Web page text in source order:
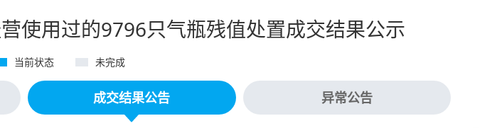
使用过的9796只气瓶残值处置成交结果公示
当前状态 未完成
成交结果公告 异常公告